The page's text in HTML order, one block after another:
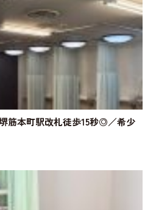
筋本町駅改札徒歩15秒◎／希少